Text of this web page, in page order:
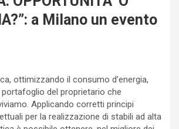
a Milano un evento
ottimizzando il consumo d’energia,
portafoglio del proprietario che
Applicando corretti principi
per la realizzazione di stabili ad alta